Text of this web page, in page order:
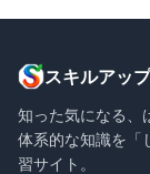
スキルアッ
知った気になる、
体系的な知識を「
習サイト。